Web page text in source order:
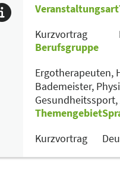
Veranstaltungsart
Kurzvortrag
Berufsgruppe
Ergotherapeuten,
Bademeister,
Gesundheitssport,
Themengebiet
Kurzvortrag